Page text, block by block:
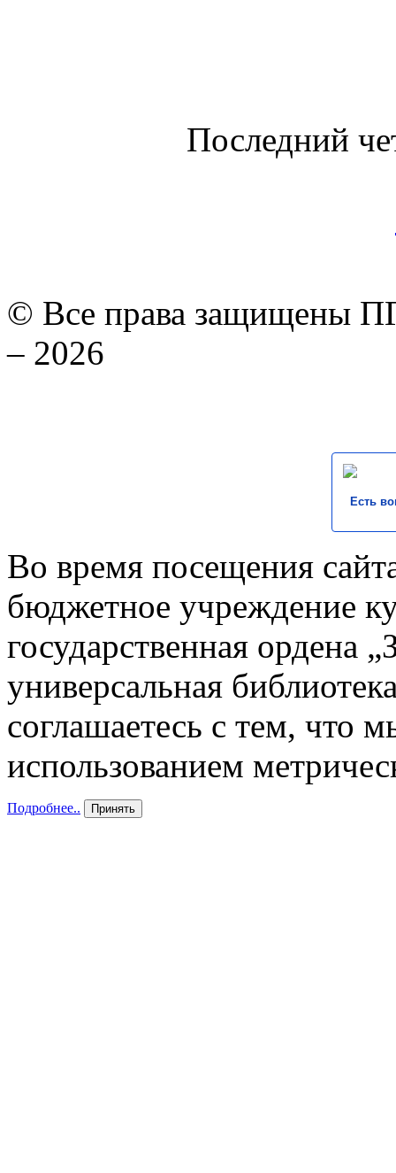
Последний
© Все права защищены
– 2026
Есть
Во время посещения
бюджетное учреждение
государственная ордена
универсальная
соглашаетесь с тем, что
использованием
Подробнее.. Принять